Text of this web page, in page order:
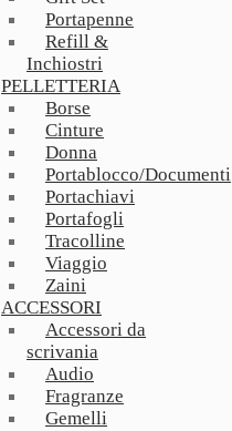
Portapenne
Refill &
Inchiostri
PELLETTERIA
Borse
Cinture
Donna
Portablocco/Documenti
Portachiavi
Portafogli
Tracolline
Viaggio
Zaini
ACCESSORI
Accessori da
scrivania
Audio
Fragranze
Gemelli